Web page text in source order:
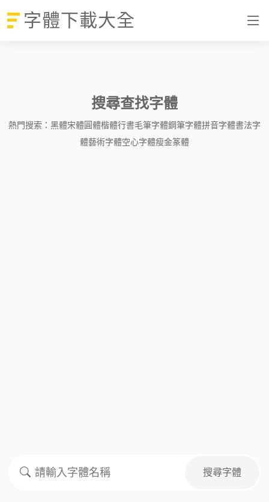
字體下載大全
搜尋查找字體
熱門搜索： 黑體宋體圓體楷體行書毛筆字體鋼筆字體拼音字體書法字
體藝術字體空心字體瘦金篆體